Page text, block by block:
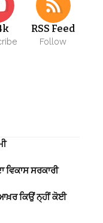
RSS Feed
Follow
ਸਰਕਾਰੀ
ਕਿਉਂ ਨ੍ਹੀਂ ਕੋਈ